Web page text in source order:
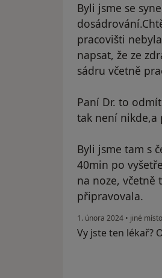
Byli jsme se
pracovišti
napsat, že ze
sádru včetně
Paní Dr. to
tak není nikde,a
Byli jsme tam s
40min po
na noze, včetně
připravovala.
1. února 2024 • jiné místo
Vy jste ten lékař?